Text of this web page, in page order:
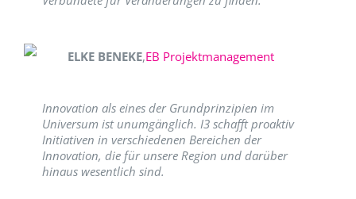
ELKE BENEKE,EB Projektmanagement
Innovation als eines der Grundprinzipien im
Universum ist unumgänglich. I3 schafft proaktiv
Initiativen in verschiedenen Bereichen der
Innovation, die für unsere Region und darüber
hinaus wesentlich sind.